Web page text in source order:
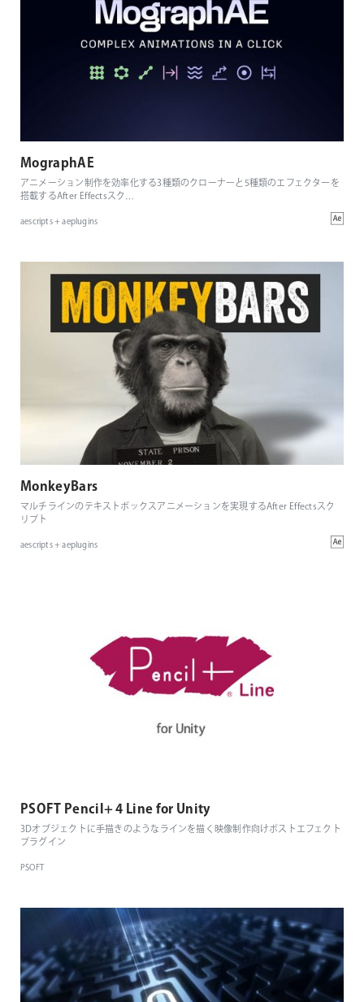
MographAE
アニメーション制作を効率化する3種類のクローナーと5種類のエフェクターを
搭載するAfter Effectsスク…
aescripts + aeplugins
MonkeyBars
マルチラインのテキストボックスアニメーションを実現するAfter Effectsスク
リプト
aescripts + aeplugins
PSOFT Pencil+ 4 Line for Unity
3Dオブジェクトに手描きのようなラインを描く映像制作向けポストエフェクト
プラグイン
PSOFT